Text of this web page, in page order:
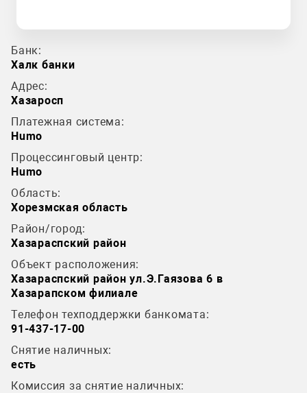
Банк:
Халк банки
Адрес:
Хазаросп
Платежная система:
Humo
Процессинговый центр:
Humo
Область:
Хорезмская область
Район/город:
Хазараспский район
Объект расположения:
Хазараспский район ул.Э.Гаязова 6 в
Хазарапском филиале
Телефон техподдержки банкомата:
91-437-17-00
Снятие наличных:
есть
Комиссия за снятие наличных: